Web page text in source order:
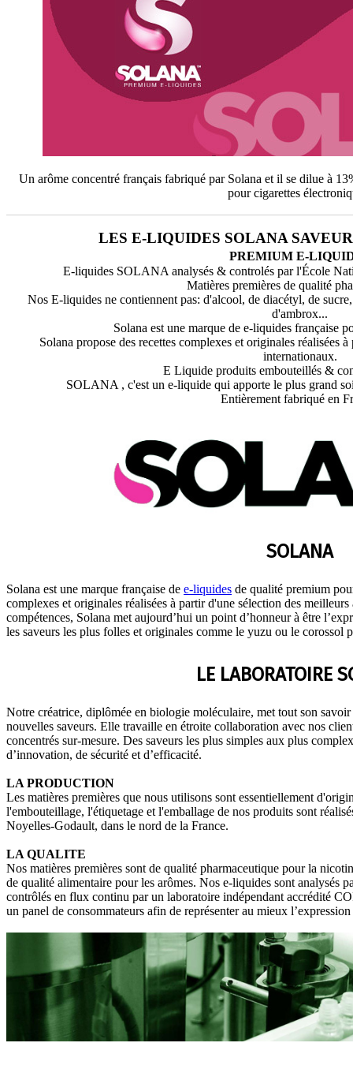
Un arôme concentré français fabriqué par Solana et il se dilue à
pour cigarettes
LES E-LIQUIDES SOLANA
PREMIUM E-
E-liquides SOLANA analysés & controlés par l'École
Matières premières de qualité
Nos E-liquides ne contiennent pas: d'alcool, de diacétyl, de
d'ambrox...
Solana est une marque de e-liquides française
Solana propose des recettes complexes et originales réalisées
internationaux.
E Liquide produits embouteillés &
SOLANA , c'est un e-liquide qui apporte le plus grand
Entièrement fabriqué en
SOLANA
Solana est une marque française de e-liquides de qualité premium
complexes et originales réalisées à partir d'une sélection des
compétences, Solana met aujourd’hui un point d’honneur à être
les saveurs les plus folles et originales comme le yuzu ou le corossol
LE LABORATOIRE
Notre créatrice, diplômée en biologie moléculaire, met tout son
nouvelles saveurs. Elle travaille en étroite collaboration avec nos
concentrés sur-mesure. Des saveurs les plus simples aux plus
d’innovation, de sécurité et d’efficacité.
LA PRODUCTION
Les matières premières que nous utilisons sont essentiellement
l'embouteillage, l'étiquetage et l'emballage de nos produits sont
Noyelles-Godault, dans le nord de la France.
LA QUALITE
Nos matières premières sont de qualité pharmaceutique pour la
de qualité alimentaire pour les arômes. Nos e-liquides sont analysés
contrôlés en flux continu par un laboratoire indépendant accrédité
un panel de consommateurs afin de représenter au mieux